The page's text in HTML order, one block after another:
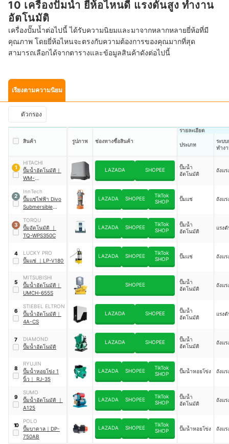
10 เครื่องปั๊มน้ำ ยี่ห้อไหนดี แรงดันสูง ทำงาน
อัตโนมัติ
เครื่องปั๊มน้ำต่อไปนี้ ได้รับความนิยมและมาจากหลากหลายยี่ห้อที่มี
คุณภาพ โดยยี่ห้อไหนจะตรงกับความต้องการของคุณมากที่สุด
สามารถเลือกได้จากตารางและข้อมูลสินค้าดังต่อไปนี้
เรียงตามความนิยม
ตัวกรอง
สินค้า รูปภาพ ช่องทางซื้อสินค้า
รายละเอียด
ประเภท
ระบบ
ทำง
1
HITACHI
ปั๊มน้ำอัตโนมัติ ｜
WM-
LAZADA SHOPEE
ปั๊มน้ำ
อัตโนมัติ
ถังแ
2
InnTech
ปั๊มแช่ไฟฟ้า Divo
Submersible
522
LAZADA SHOPEE
TikTok
SHOP
ปั๊มแช่ ถังแ
3
TORQU
ปั๊มอัตโนมัติ
｜
TQ-WPS350C
LAZADA SHOPEE
TikTok
SHOP
ปั๊มน้ำ
อัตโนมัติ
แรง
4
LUCKY PRO
ปั๊มแช่ ｜ LP-V180
LAZADA SHOPEE
TikTok
SHOP
ปั๊มแช่ ถังแ
5
MITSUBISHI
ปั๊มน้ำอัตโนมัติ ｜
UMCH-655S
SHOPEE
ปั๊มน้ำ
อัตโนมัติ
ถังแ
6
STIEBEL ELTRON
ปั๊มน้ำอัตโนมัติ ｜
4A-CS
LAZADA SHOPEE
ปั๊มน้ำ
อัตโนมัติ
แรง
7
DIAMOND
ปั๊มน้ำอัตโนมัติ
LAZADA SHOPEE
ปั๊มน้ำ
อัตโนมัติ
ถังแ
8
RYUJIN
ปั๊มน้ำหอยโข่ง 1
นิ้ว ｜ RJ-35
LAZADA SHOPEE
TikTok
SHOP
ปั๊มน้ำหอยโข่ง ถังแ
9
SUMO
ปั๊มน้ำอัตโนมัติ
｜
A125
LAZADA SHOPEE
TikTok
SHOP
ปั๊มน้ำ
อัตโนมัติ
ถังแ
10
POLO
ปั๊มบาดาล ｜ DP-
750AB
LAZADA SHOPEE
TikTok
SHOP
ปั๊มน้ำหอยโข่ง ถังแ